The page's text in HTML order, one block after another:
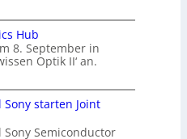
Hub
8. September in
Optik II‘ an.
starten Joint
Semiconductor